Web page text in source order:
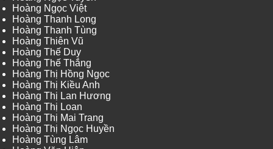
Hoàng Ngọc Việt
Hoàng Thanh Long
Hoàng Thanh Tùng
Hoàng Thiên Vũ
Hoàng Thế Duy
Hoàng Thế Thắng
Hoàng Thị Hồng Ngọc
Hoàng Thị Kiều Anh
Hoàng Thị Lan Hương
Hoàng Thị Loan
Hoàng Thị Mai Trang
Hoàng Thị Ngọc Huyền
Hoàng Tùng Lâm